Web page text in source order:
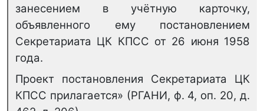
занесением в учётную карточку,
объявленного ему постановлением
Секретариата ЦК КПСС от 26 июня 1958
года.
Проект постановления Секретариата ЦК
КПСС прилагается» (РГАНИ, ф. 4, оп. 20, д.